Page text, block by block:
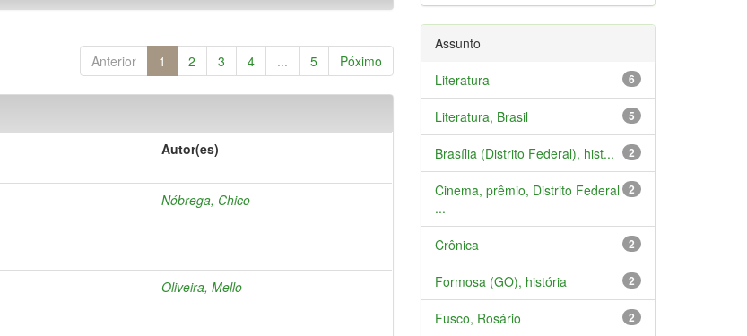
Anterior 1 2 3 4 ... 5 Póximo
Autor(es)
Nóbrega, Chico
Oliveira, Mello
Assunto
6
Literatura
5
Literatura, Brasil
2
Brasília (Distrito Federal), hist...
2
Cinema, prêmio, Distrito Federal
...
2
Crônica
2
Formosa (GO), história
2
Fusco, Rosário